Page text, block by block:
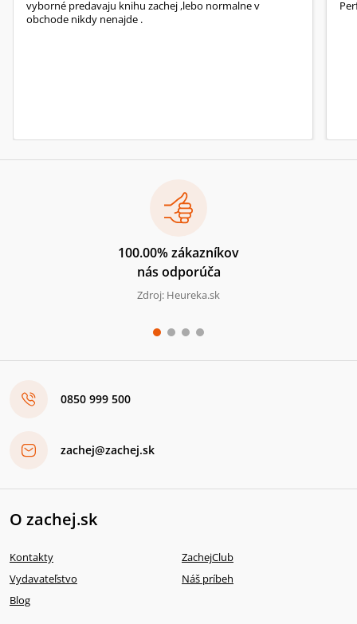
vyborné predavaju knihu zachej ,lebo normalne v
obchode nikdy nenajde .
100.00% zákazníkov
nás odporúča
Zdroj: Heureka.sk
0850 999 500
zachej@zachej.sk
O zachej.sk
Kontakty
ZachejClub
Vydavateľstvo
Náš príbeh
Blog